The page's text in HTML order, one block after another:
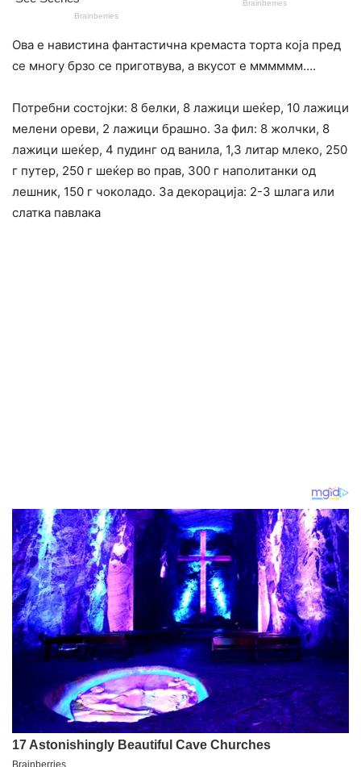
Ова е навистина фантастична кремаста торта која пред
се многу брзо се приготвува, а вкусот е мммммм….
Потребни состојки: 8 белки, 8 лажици шеќер, 10 лажици
мелени ореви, 2 лажици брашно. За фил: 8 жолчки, 8
лажици шеќер, 4 пудинг од ванила, 1,3 литар млеко, 250
г путер, 250 г шеќер во прав, 300 г наполитанки од
лешник, 150 г чоколадо. За декорација: 2-3 шлага или
слатка павлака